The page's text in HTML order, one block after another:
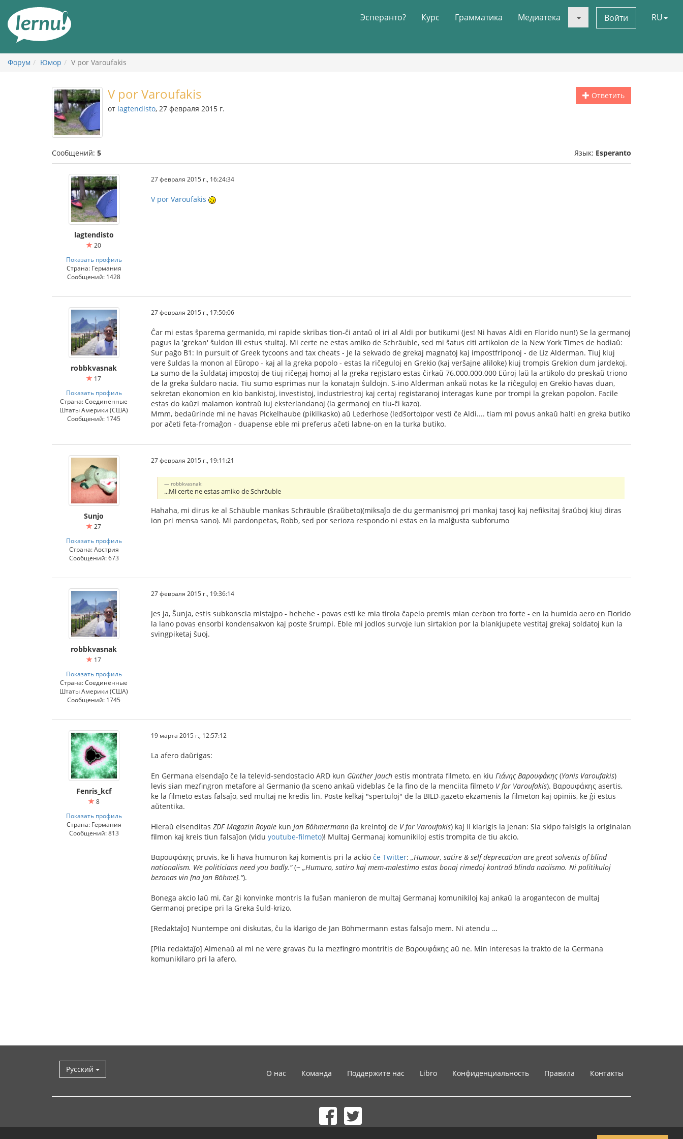
содержанию
Эсперанто? Курс Грамматика Медиатека Войти RU
Форум Юмор V por Varoufakis
Ответить
V por Varoufakis
от lagtendisto, 27 февраля 2015 г.
Сообщений: 5 Язык: Esperanto
lagtendisto
20
Показать профиль
Страна: Германия
Сообщений: 1428
27 февраля 2015 г., 16:24:34
V por Varoufakis
robbkvasnak
17
Показать профиль
Страна: Соединённые
Штаты Америки (США)
Сообщений: 1745
27 февраля 2015 г., 17:50:06
Ĉar mi estas ŝparema germanido, mi rapide skribas tion-ĉi antaŭ ol iri al Aldi por butikumi (jes! Ni havas Aldi en Florido nun!) Se la germanoj
pagus la 'grekan' ŝuldon ili estus stultaj. Mi certe ne estas amiko de Schräuble, sed mi ŝatus citi artikolon de la New York Times de hodiaŭ:
Sur paĝo B1: In pursuit of Greek tycoons and tax cheats - Je la sekvado de grekaj magnatoj kaj impostfriponoj - de Liz Alderman. Tiuj kiuj
vere ŝuldas la monon al Eŭropo - kaj al la greka popolo - estas la riĉeguloj en Grekio (kaj verŝajne aliloke) kiuj trompis Grekion dum jardekoj.
La sumo de la ŝuldataj impostoj de tiuj riĉegaj homoj al la greka registaro estas ĉirkaŭ 76.000.000.000 Eŭroj laŭ la artikolo do preskaŭ triono
de la greka ŝuldaro nacia. Tiu sumo esprimas nur la konatajn ŝuldojn. S-ino Alderman ankaŭ notas ke la riĉeguloj en Grekio havas duan,
sekretan ekonomion en kio bankistoj, investistoj, industriestroj kaj certaj registaranoj interagas kune por trompi la grekan popolon. Facile
estas do kaŭzi malamon kontraŭ iuj eksterlandanoj (la germanoj en tiu-ĉi kazo).
Mmm, bedaŭrinde mi ne havas Pickelhaube (pikilkasko) aŭ Lederhose (ledŝorto)por vesti ĉe Aldi.... tiam mi povus ankaŭ halti en greka butiko
por aĉeti feta-fromaĝon - duapense eble mi preferus aĉeti labne-on en la turka butiko.
Sunjo
27
Показать профиль
Страна: Австрия
Сообщений: 673
27 февраля 2015 г., 19:11:21
robbkvasnak:
...Mi certe ne estas amiko de Schräuble
Hahaha, mi dirus ke al Schäuble mankas Schräuble (ŝraŭbeto)(miksaĵo de du germanismoj pri mankaj tasoj kaj nefiksitaj ŝraŭboj kiuj diras
ion pri mensa sano). Mi pardonpetas, Robb, sed por serioza respondo ni estas en la malĝusta subforumo
robbkvasnak
17
Показать профиль
Страна: Соединённые
Штаты Америки (США)
Сообщений: 1745
27 февраля 2015 г., 19:36:14
Jes ja, Ŝunja, estis subkonscia mistajpo - hehehe - povas esti ke mia tirola ĉapelo premis mian cerbon tro forte - en la humida aero en Florido
la lano povas ensorbi kondensakvon kaj poste ŝrumpi. Eble mi jodlos survoje iun sirtakion por la blankjupete vestitaj grekaj soldatoj kun la
svingpiketaj ŝuoj.
Fenris_kcf
8
Показать профиль
Страна: Германия
Сообщений: 813
19 марта 2015 г., 12:57:12
La afero daŭrigas:
En Germana elsendaĵo ĉe la televid-sendostacio ARD kun Günther Jauch estis montrata filmeto, en kiu Γιάνης Βαρουφάκης(Yanis Varoufakis)
levis sian mezfingron metafore al Germanio (la sceno ankaŭ videblas ĉe la fino de la menciita filmeto V for Varoufakis). Βαρουφάκης asertis,
ke la filmeto estas falsaĵo, sed multaj ne kredis lin. Poste kelkaj "spertuloj" de la BILD-gazeto ekzamenis la filmeton kaj opiniis, ke ĝi estus
aŭtentika.
Hieraŭ elsenditas ZDF Magazin Royale kun Jan Böhmermann (la kreintoj de V for Varoufakis) kaj li klarigis la jenan: Sia skipo falsigis la originalan
filmon kaj kreis tiun falsaĵon (vidu youtube-filmeto)! Multaj Germanaj komunikiloj estis trompita de tiu akcio.
Βαρουφάκης pruvis, ke li hava humuron kaj komentis pri la ackio ĉe Twitter: „Humour, satire & self deprecation are great solvents of blind
nationalism. We politicians need you badly.“(~ „Humuro, satiro kaj mem-malestimo estas bonaj rimedoj kontraŭ blinda naciismo. Ni politikuloj
bezonas vin [na Jan Böhme].“).
Bonega akcio laŭ mi, ĉar ĝi konvinke montris la fuŝan manieron de multaj Germanaj komunikiloj kaj ankaŭ la arogantecon de multaj
Germanoj precipe pri la Greka ŝuld-krizo.
[Redaktaĵo] Nuntempe oni diskutas, ĉu la klarigo de Jan Böhmermann estas falsaĵo mem. Ni atendu …
[Plia redaktaĵo] Almenaŭ al mi ne vere gravas ĉu la mezfingro montritis de Βαρουφάκης aŭ ne. Min interesas la trakto de la Germana
komunikilaro pri la afero.
Русский О нас Команда Поддержите нас Libro Конфиденциальность Правила Контакты